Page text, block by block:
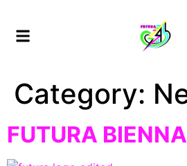
Category:
FUTURA